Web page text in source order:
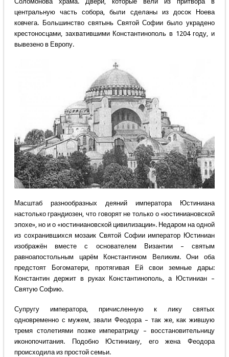
центральную часть собора, были сделаны из досок Ноева
ковчега. Большинство святынь Святой Софии было украдено
крестоносцами, захватившими Константинополь в 1204 году, и
вывезено в Европу.
Масштаб разнообразных деяний императора Юстиниана
настолько грандиозен, что говорят не только о «юстиниановской
эпохе», но и о «юстиниановской цивилизации». Недаром на одной
из сохранившихся мозаик Святой Софии император Юстиниан
изображён вместе с основателем Византии – святым
равноапостольным царём Константином Великим. Они оба
предстоят Богоматери, протягивая Ей свои земные дары:
Константин держит в руках Константинополь, а Юстиниан –
Святую Софию.
Супругу императора, причисленную к лику святых
одновременно с мужем, звали Феодора – так же, как жившую
тремя столетиями позже императрицу – восстановительницу
иконопочитания. Подобно Юстиниану, его жена Феодора
происходила из простой семьи.